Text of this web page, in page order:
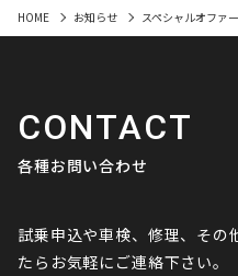
HOME お知らせ スペシャルオファ
CONTACT
各種お問い合わせ
試乗申込や車検、修理、その
たらお気軽にご連絡下さい。